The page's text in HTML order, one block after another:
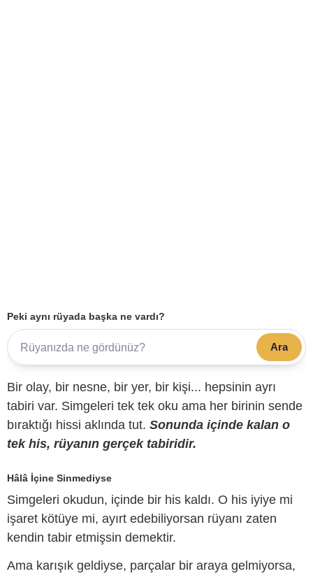
Peki aynı rüyada başka ne vardı?
Ara
Bir olay, bir nesne, bir yer, bir kişi... hepsinin ayrı
tabiri var. Simgeleri tek tek oku ama her birinin sende
bıraktığı hissi aklında tut. Sonunda içinde kalan o
tek his, rüyanın gerçek tabiridir.
Hâlâ İçine Sinmediyse
Simgeleri okudun, içinde bir his kaldı. O his iyiye mi
işaret kötüye mi, ayırt edebiliyorsan rüyanı zaten
kendin tabir etmişsin demektir.
Ama karışık geldiyse, parçalar bir araya gelmiyorsa,